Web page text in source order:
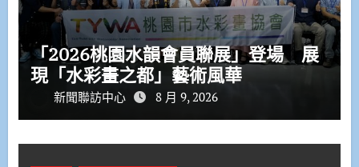
「2026桃園水韻會員聯展」登場 展
現「水彩畫之都」藝術風華
新聞聯訪中心 8 月 9, 2026